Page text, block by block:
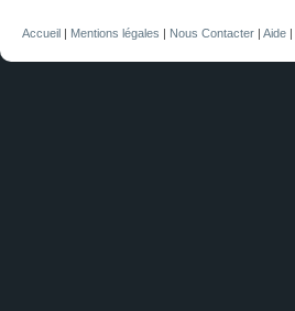
Accueil | Mentions légales | Nous Contacter | Aide |